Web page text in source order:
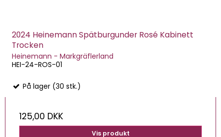
2024 Heinemann Spätburgunder Rosé Kabinett
Trocken
Heinemann - Markgräflerland
HEI-24-ROS-01
På lager (30 stk.)
125,00 DKK
Vis produkt